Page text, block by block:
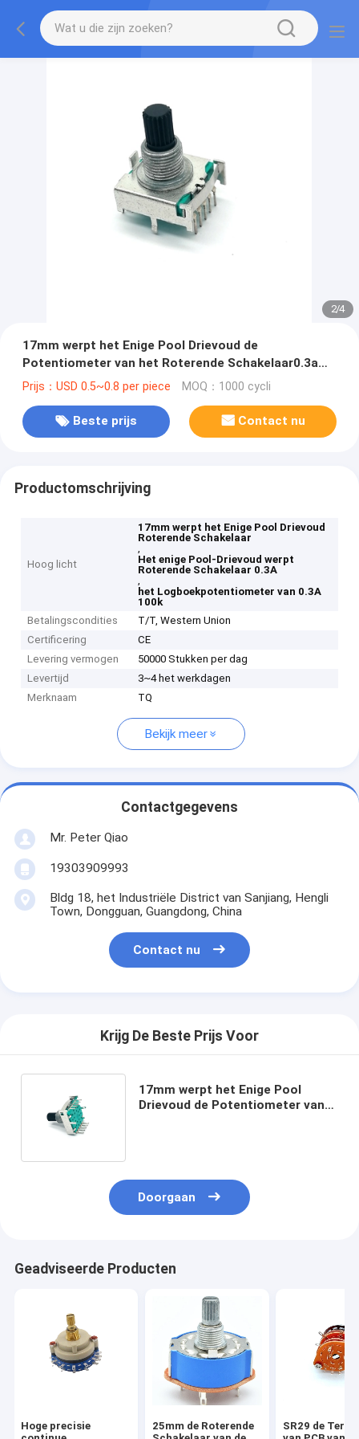
2/4
17mm werpt het Enige Pool Drievoud de
Potentiometer van het Roterende Schakelaar0.3a
100k Logboek
Prijs：USD 0.5~0.8 per piece MOQ：1000 cycli
Beste prijs Contact nu
Productomschrijving
Hoog licht
17mm werpt het Enige Pool Drievoud
Roterende Schakelaar
,
Het enige Pool-Drievoud werpt
Roterende Schakelaar 0.3A
,
het Logboekpotentiometer van 0.3A
100k
Betalingscondities
T/T, Western Union
Certificering
CE
Levering vermogen
50000 Stukken per dag
Levertijd
3~4 het werkdagen
Merknaam
TQ
Bekijk meer
Contactgegevens
Mr. Peter Qiao
19303909993
Bldg 18, het Industriële District van Sanjiang, Hengli
Town, Dongguan, Guangdong, China
Contact nu
Krijg De Beste Prijs Voor
17mm werpt het Enige Pool
Drievoud de Potentiometer van
Doorgaan
Geadviseerde Producten
Hoge precisie
25mm de Roterende
SR29 de